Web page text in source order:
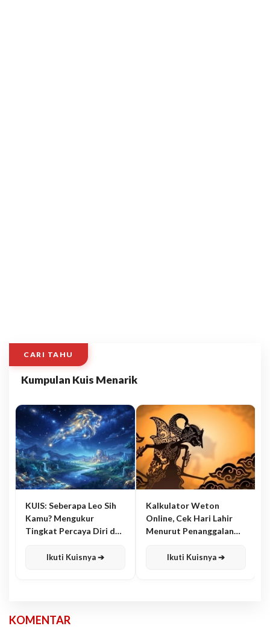
CARI TAHU
Kumpulan Kuis Menarik
KUIS: Seberapa Leo Sih
Kamu? Mengukur
Tingkat Percaya Diri dan
Ikuti Kuisnya ➔
Kalkulator Weton
Online, Cek Hari Lahir
Menurut Penanggalan
Ikuti Kuisnya ➔
KOMENTAR